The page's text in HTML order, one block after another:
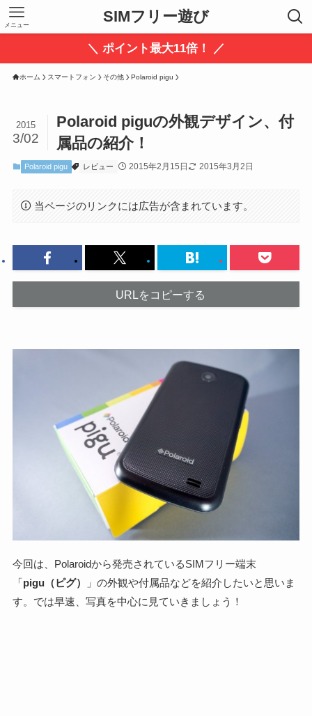
SIMフリー遊び
メニュー
＼ ポイント最大11倍！ ／
ホーム スマートフォン その他 Polaroid pigu
Polaroid piguの外観デザイン、付
属品の紹介！
2015
3/02
Polaroid pigu レビュー 2015年2月15日 2015年3月2日
当ページのリンクには広告が含まれています。
URLをコピーする
今回は、Polaroidから発売されているSIMフリー端末
「pigu（ピグ）
」の外観や付属品などを紹介したいと思いま
す。では早速、写真を中心に見ていきましょう！